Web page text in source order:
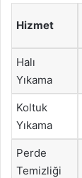
Hizmet
Halı
Yıkama
Koltuk
Yıkama
Perde
Temizliği